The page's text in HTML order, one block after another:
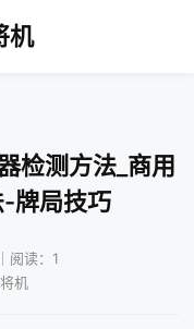
机
检测方法_商用
牌局技巧
阅读：1
机